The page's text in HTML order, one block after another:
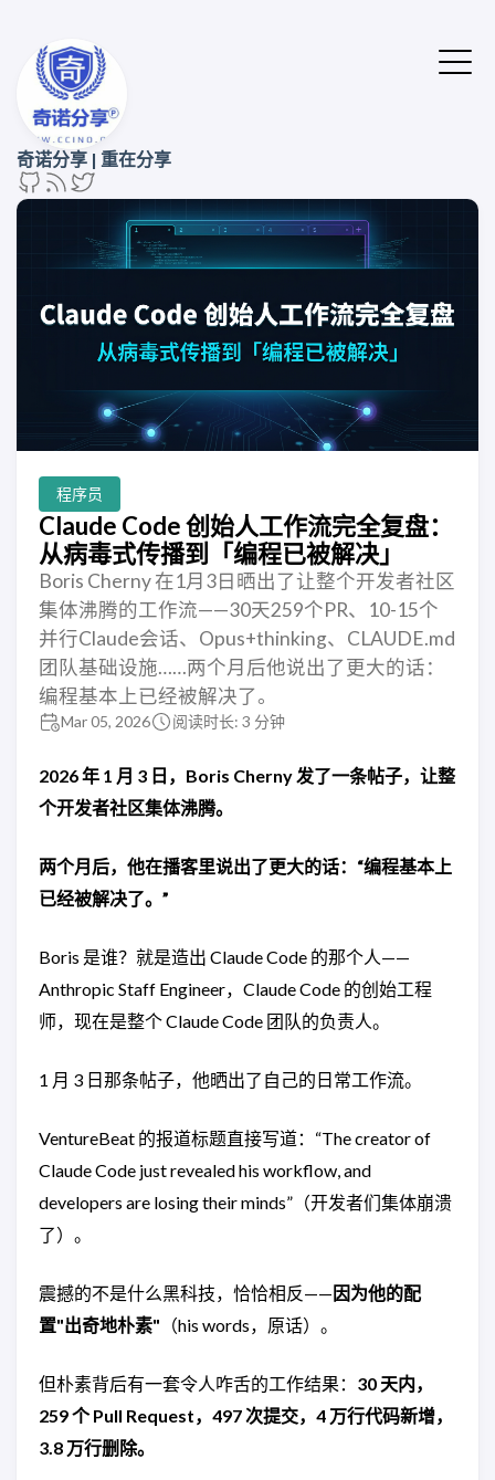
奇诺分享 | 重在分享
程序员
Claude Code 创始人工作流完全复盘：
从病毒式传播到「编程已被解决」
Boris Cherny 在1月3日晒出了让整个开发者社区
集体沸腾的工作流——30天259个PR、10-15个
并行Claude会话、Opus+thinking、CLAUDE.md
团队基础设施……两个月后他说出了更大的话：
编程基本上已经被解决了。
Mar 05, 2026 阅读时长: 3 分钟
2026 年 1 月 3 日，Boris Cherny 发了一条帖子，让整
个开发者社区集体沸腾。
两个月后，他在播客里说出了更大的话：“编程基本上
已经被解决了。”
Boris 是谁？就是造出 Claude Code 的那个人——
Anthropic Staff Engineer，Claude Code 的创始工程
师，现在是整个 Claude Code 团队的负责人。
1 月 3 日那条帖子，他晒出了自己的日常工作流。
VentureBeat 的报道标题直接写道：“The creator of
Claude Code just revealed his workflow, and
developers are losing their minds”（开发者们集体崩溃
了）。
震撼的不是什么黑科技，恰恰相反——因为他的配
置"出奇地朴素" （his words，原话）。
但朴素背后有一套令人咋舌的工作结果： 30 天内，
259 个 Pull Request，497 次提交，4 万行代码新增，
3.8 万行删除。